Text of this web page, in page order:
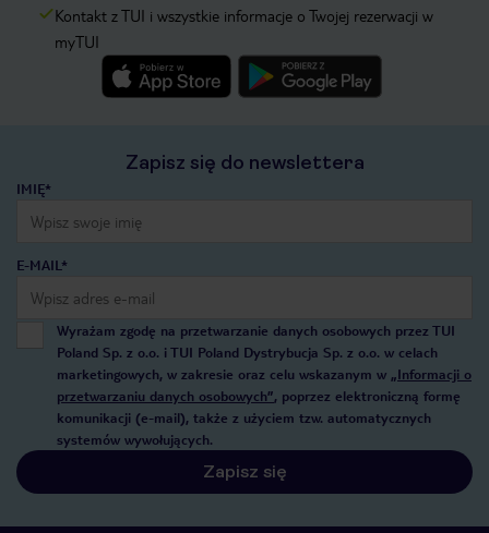
Kontakt z TUI i wszystkie informacje o Twojej rezerwacji w
myTUI
Zapisz się do newslettera
IMIĘ*
E-MAIL*
Wyrażam zgodę na przetwarzanie danych osobowych przez TUI
Poland Sp. z o.o. i TUI Poland Dystrybucja Sp. z o.o. w celach
marketingowych, w zakresie oraz celu wskazanym w „Informacji o
przetwarzaniu danych osobowych”, poprzez elektroniczną formę
komunikacji (e-mail), także z użyciem tzw. automatycznych
systemów wywołujących.
Zapisz się